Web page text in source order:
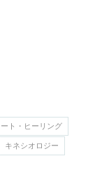
ト・ヒーリング
キネシオロジー